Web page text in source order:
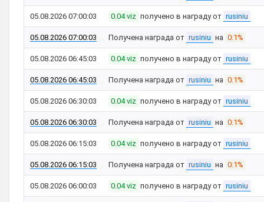
05.08.2026 07:00:03 0.04 viz получено в награду от rusiniu
05.08.2026 07:00:03 Получена награда от rusiniu на 0.1%
05.08.2026 06:45:03 0.04 viz получено в награду от rusiniu
05.08.2026 06:45:03 Получена награда от rusiniu на 0.1%
05.08.2026 06:30:03 0.04 viz получено в награду от rusiniu
05.08.2026 06:30:03 Получена награда от rusiniu на 0.1%
05.08.2026 06:15:03 0.04 viz получено в награду от rusiniu
05.08.2026 06:15:03 Получена награда от rusiniu на 0.1%
05.08.2026 06:00:03 0.04 viz получено в награду от rusiniu